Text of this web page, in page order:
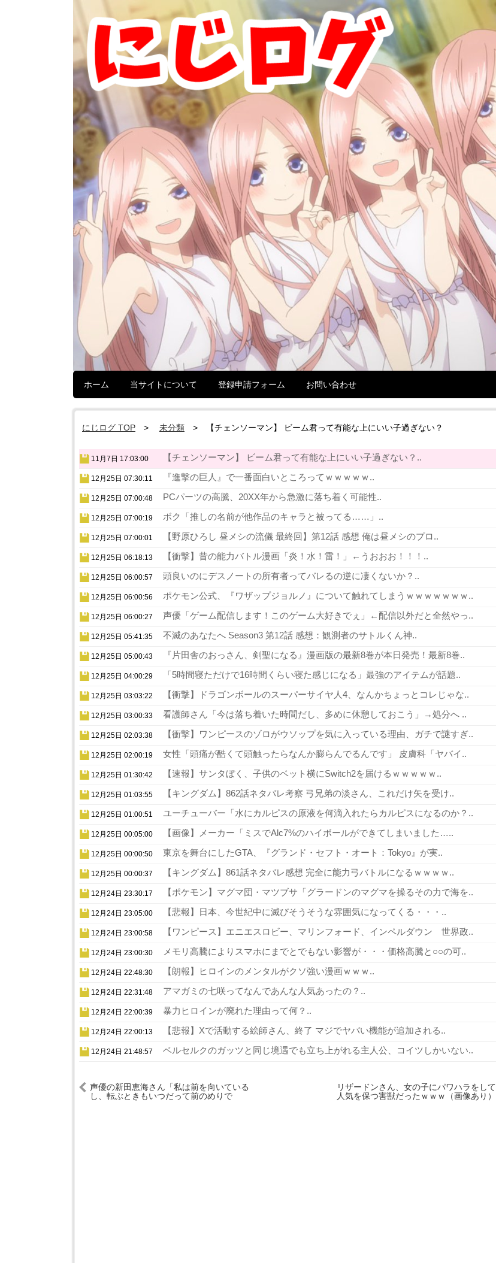
ホーム 当サイトについて 登録申請フォーム お問い合わせ
にじログ TOP 未分類 【チェンソーマン】 ビーム君って有能な上にいい子過ぎない？
11月7日 17:03:00 【チェンソーマン】 ビーム君って有能な上にいい子過ぎない？..
12月25日 07:30:11 『進撃の巨人』で一番面白いところってｗｗｗｗｗ..
12月25日 07:00:48 PCパーツの高騰、20XX年から急激に落ち着く可能性..
12月25日 07:00:19 ボク「推しの名前が他作品のキャラと被ってる……」..
12月25日 07:00:01 【野原ひろし 昼メシの流儀 最終回】第12話 感想 俺は昼メシのプロ..
12月25日 06:18:13 【衝撃】昔の能力バトル漫画「炎！水！雷！」←うおおお！！！..
12月25日 06:00:57 頭良いのにデスノートの所有者ってバレるの逆に凄くないか？..
12月25日 06:00:56 ポケモン公式、『ワザップジョルノ』について触れてしまうｗｗｗｗｗｗｗ..
12月25日 06:00:27 声優「ゲーム配信します！このゲーム大好きでぇ」←配信以外だと全然やっ..
12月25日 05:41:35 不滅のあなたへ Season3 第12話 感想：観測者のサトルくん神..
12月25日 05:00:43 『片田舎のおっさん、剣聖になる』漫画版の最新8巻が本日発売！最新8巻..
12月25日 04:00:29 「5時間寝ただけで16時間くらい寝た感じになる」最強のアイテムが話題..
12月25日 03:03:22 【衝撃】ドラゴンボールのスーパーサイヤ人4、なんかちょっとコレじゃな..
12月25日 03:00:33 看護師さん「今は落ち着いた時間だし、多めに休憩しておこう」→処分へ ..
12月25日 02:03:38 【衝撃】ワンピースのゾロがウソップを気に入っている理由、ガチで謎すぎ..
12月25日 02:00:19 女性「頭痛が酷くて頭触ったらなんか膨らんでるんです」 皮膚科「ヤバイ..
12月25日 01:30:42 【速報】サンタぼく、子供のベット横にSwitch2を届けるｗｗｗｗｗ..
12月25日 01:03:55 【キングダム】862話ネタバレ考察 弓兄弟の淡さん、これだけ矢を受け..
12月25日 01:00:51 ユーチューバー「水にカルピスの原液を何滴入れたらカルピスになるのか？..
12月25日 00:05:00 【画像】メーカー「ミスでAlc7%のハイボールができてしまいました…..
12月25日 00:00:50 東京を舞台にしたGTA、『グランド・セフト・オート：Tokyo』が実..
12月25日 00:00:37 【キングダム】861話ネタバレ感想 完全に能力弓バトルになるｗｗｗｗ..
12月24日 23:30:17 【ポケモン】マグマ団・マツブサ「グラードンのマグマを操るその力で海を..
12月24日 23:05:00 【悲報】日本、今世紀中に滅びそうそうな雰囲気になってくる・・・..
12月24日 23:00:58 【ワンピース】エニエスロビー、マリンフォード、インペルダウン 世界政..
12月24日 23:00:30 メモリ高騰によりスマホにまでとでもない影響が・・・価格高騰と○○の可..
12月24日 22:48:30 【朗報】ヒロインのメンタルがクソ強い漫画ｗｗｗ..
12月24日 22:31:48 アマガミの七咲ってなんであんな人気あったの？..
12月24日 22:00:39 暴力ヒロインが廃れた理由って何？..
12月24日 22:00:13 【悲報】Xで活動する絵師さん、終了 マジでヤバい機能が追加される..
12月24日 21:48:57 ベルセルクのガッツと同じ境遇でも立ち上がれる主人公、コイツしかいない..
声優の新田恵海さん「私は前を向いている
し、転ぶときもいつだって前のめりで
リザードンさん、女の子にパワハラをして
人気を保つ害獣だったｗｗｗ（画像あり）